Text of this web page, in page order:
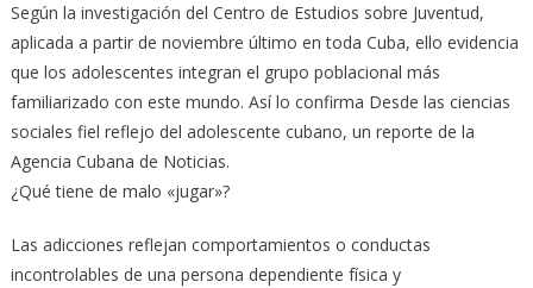
Según la investigación del Centro de Estudios sobre Juventud,
aplicada a partir de noviembre último en toda Cuba, ello evidencia
que los adolescentes integran el grupo poblacional más
familiarizado con este mundo. Así lo confirma Desde las ciencias
sociales fiel reflejo del adolescente cubano, un reporte de la
Agencia Cubana de Noticias.
¿Qué tiene de malo «jugar»?
Las adicciones reflejan comportamientos o conductas
incontrolables de una persona dependiente física y